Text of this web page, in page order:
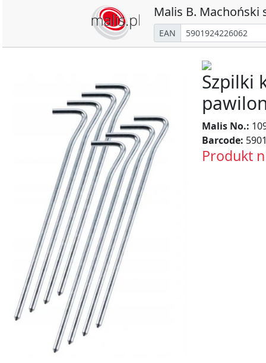
Malis B. Machoński
EAN
Szpilki
Malis No.:
Barcode:
Produkt